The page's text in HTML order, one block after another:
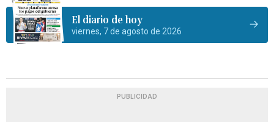
El diario de hoy
viernes, 7 de agosto de 2026
PUBLICIDAD